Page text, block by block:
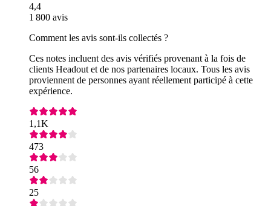
4,4
1 800 avis
Comment les avis sont-ils collectés ?
Ces notes incluent des avis vérifiés provenant à la fois de
clients Headout et de nos partenaires locaux. Tous les avis
proviennent de personnes ayant réellement participé à cette
expérience.
1,1K
473
56
25